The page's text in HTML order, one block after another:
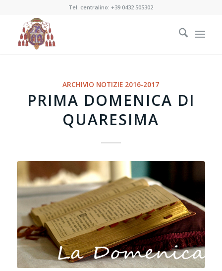
Tel. centralino:+39 0432 505302
ARCHIVIO NOTIZIE 2016-2017
PRIMA DOMENICA DI
QUARESIMA